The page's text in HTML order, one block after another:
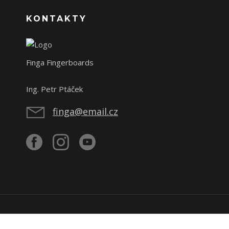
KONTAKTY
Finga Fingerboards
Ing. Petr Ptáček
finga@email.cz